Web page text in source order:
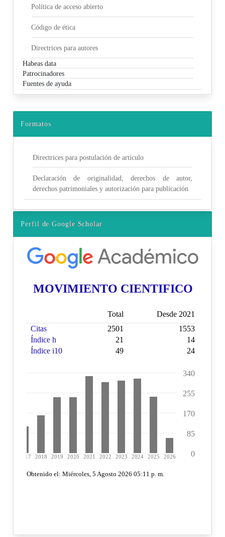
Política de acceso abierto
Código de ética
Directrices para autores
Habeas data
Patrocinadores
Fuentes de ayuda
Formatos
Directrices para postulación de artículo
Declaración de originalidad, derechos de autor,
derechos patrimoniales y autorización para publicación
Perfil de Google Scholar